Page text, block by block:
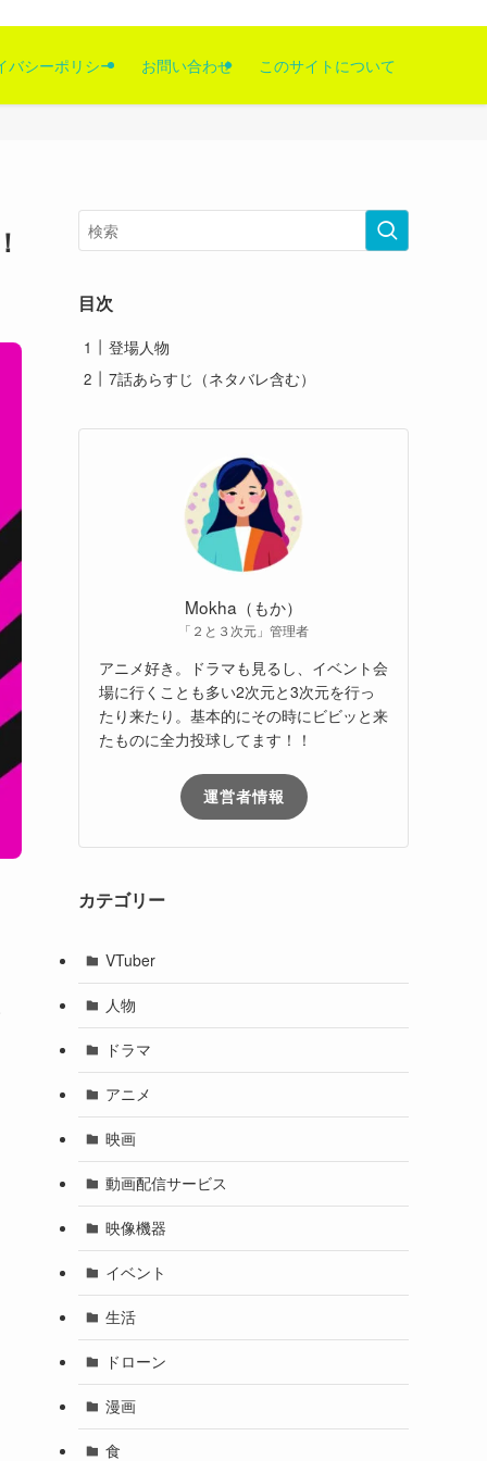
バシーポリシー お問い合わせ このサイトについて
目次
登場人物
7話あらすじ（ネタバレ含む）
Mokha（もか）
「２と３次元」管理者
アニメ好き。ドラマも見るし、イベント会
場に行くことも多い2次元と3次元を行っ
たり来たり。基本的にその時にビビッと来
たものに全力投球してます！！
運営者情報
カテゴリー
VTuber
人物
ドラマ
アニメ
映画
動画配信サービス
映像機器
イベント
生活
ドローン
漫画
食